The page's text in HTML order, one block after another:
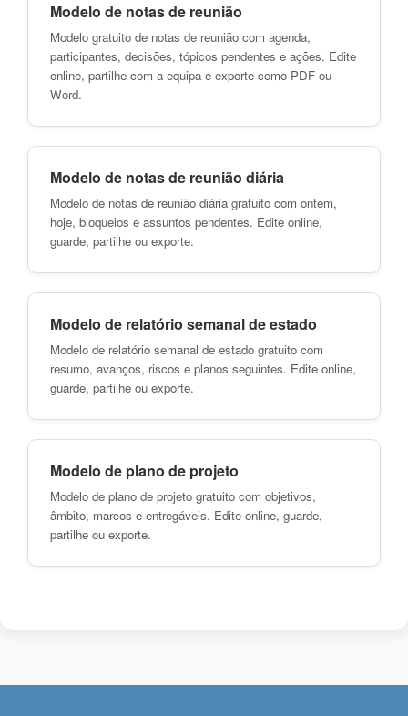
Modelo de notas de reunião
Modelo gratuito de notas de reunião com agenda,
participantes, decisões, tópicos pendentes e ações. Edite
online, partilhe com a equipa e exporte como PDF ou
Word.
Modelo de notas de reunião diária
Modelo de notas de reunião diária gratuito com ontem,
hoje, bloqueios e assuntos pendentes. Edite online,
guarde, partilhe ou exporte.
Modelo de relatório semanal de estado
Modelo de relatório semanal de estado gratuito com
resumo, avanços, riscos e planos seguintes. Edite online,
guarde, partilhe ou exporte.
Modelo de plano de projeto
Modelo de plano de projeto gratuito com objetivos,
âmbito, marcos e entregáveis. Edite online, guarde,
partilhe ou exporte.